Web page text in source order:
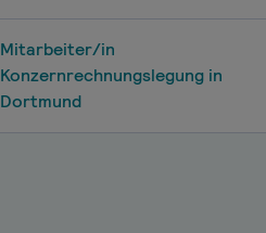
Mitarbeiter/in
Konzernrechnungslegung in
Dortmund